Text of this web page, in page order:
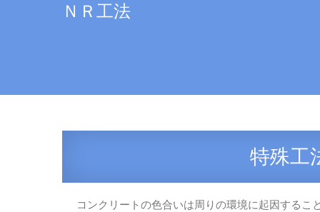
ＮＲ工法
特殊工
コンクリートの色合いは周りの環境に起因する